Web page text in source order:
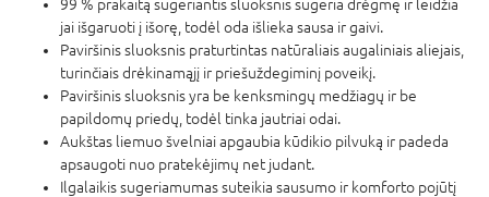
99 % prakaitą sugeriantis sluoksnis sugeria drėgmę ir leidžia
jai išgaruoti į išorę, todėl oda išlieka sausa ir gaivi.
Paviršinis sluoksnis praturtintas natūraliais augaliniais aliejais,
turinčiais drėkinamąjį ir priešuždegiminį poveikį.
Paviršinis sluoksnis yra be kenksmingų medžiagų ir be
papildomų priedų, todėl tinka jautriai odai.
Aukštas liemuo švelniai apgaubia kūdikio pilvuką ir padeda
apsaugoti nuo pratekėjimų net judant.
Ilgalaikis sugeriamumas suteikia sausumo ir komforto pojūtį